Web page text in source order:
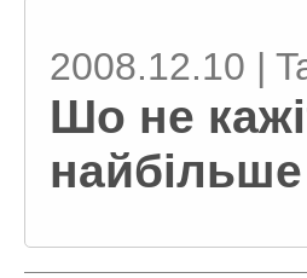
2008.12.10 |
Шо не
найбільше